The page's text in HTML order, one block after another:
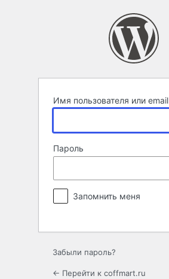
Имя пользователя или email
Пароль
Запомнить меня
Забыли пароль?
← Перейти к coffmart.ru